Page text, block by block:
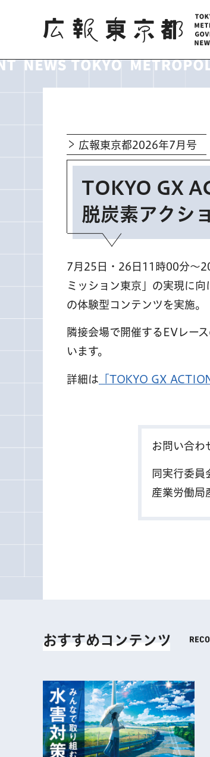
広報東京都
広報東京都2026年7月号
TOKYO GX
脱炭素アクシ
7月25日・26日11時00分～
ミッション東京」の実現に
の体験型コンテンツを実施。
隣接会場で開催するEVレー
います。
詳細は 「TOKYO GX
お問い合わ
同実行委
産業労働
おすすめコンテンツ